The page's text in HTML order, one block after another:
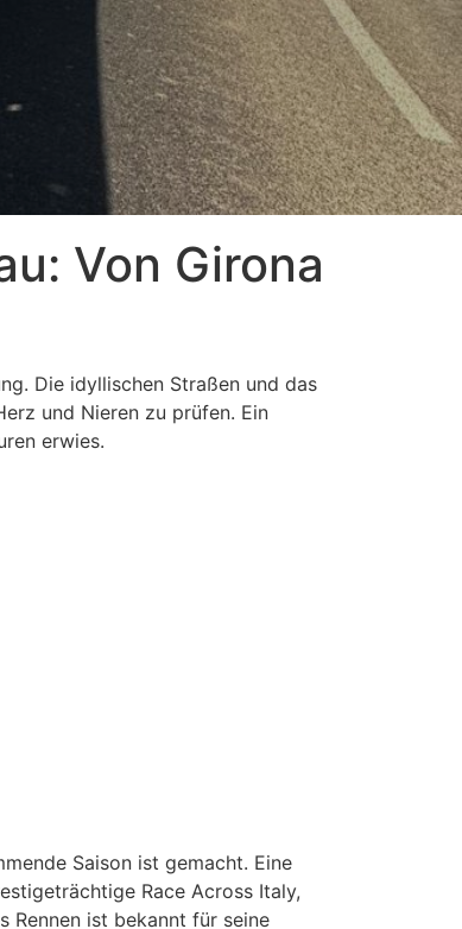
Von Girona
Die idyllischen Straßen und das
und Nieren zu prüfen. Ein
erwies.
Saison ist gemacht. Eine
Race Across Italy,
Rennen ist bekannt für seine